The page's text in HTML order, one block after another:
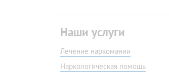
Детокс
УБОД
Кодирование
Наши услуги
Лечение наркомании
Наркологическая помощь